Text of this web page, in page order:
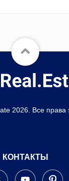
2026. Все
КОНТАКТЫ